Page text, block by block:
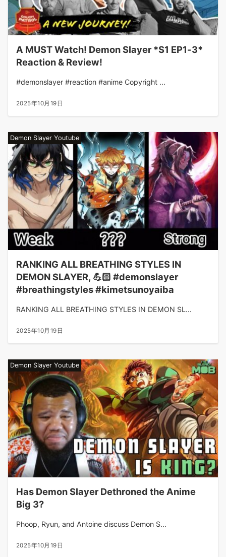
A MUST Watch! Demon Slayer *S1 EP1-3*
Reaction & Review!
#demonslayer #reaction #anime Copyright ...
2025年10月19日
Demon Slayer Youtube
RANKING ALL BREATHING STYLES IN
DEMON SLAYER, 💪🏻 #demonslayer
#breathingstyles #kimetsunoyaiba
RANKING ALL BREATHING STYLES IN DEMON SL...
2025年10月19日
Demon Slayer Youtube
Has Demon Slayer Dethroned the Anime
Big 3?
Phoop, Ryun, and Antoine discuss Demon S...
2025年10月19日